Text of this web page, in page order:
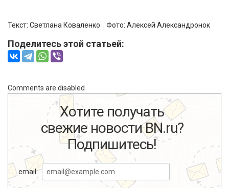
Текст: Светлана Коваленко Фото: Алексей Александронок
Поделитесь этой статьей:
Comments are disabled
Хотите получать
свежие новости BN.ru?
Подпишитесь!
email: